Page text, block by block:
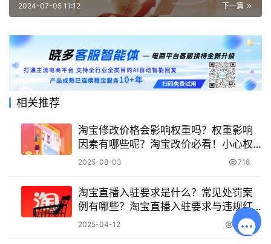
下一篇
2024-07-05 11:12
相关推荐
淘宝修改价格会影响权重吗？权重影响
因素有哪些呢？淘宝改价必看！小心权
重暴跌！6大核心因素决定你的搜索排
2025-08-03 718
淘宝直播入驻要求是什么？常见处罚案
例有哪些？淘宝直播入驻要求与违规红
线：新手必读指南
2025-04-12 2.0K